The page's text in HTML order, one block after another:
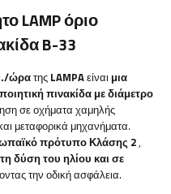
LAMP όριο
B-33
ώρατης LAMPAείναι μια
πινακίδα με διάμετρο
σε οχήματα χαμηλής
μεταφορικά μηχανήματα.
πρότυπο Κλάσης 2,
δύση του ηλίου και σε
την οδική ασφάλεια.